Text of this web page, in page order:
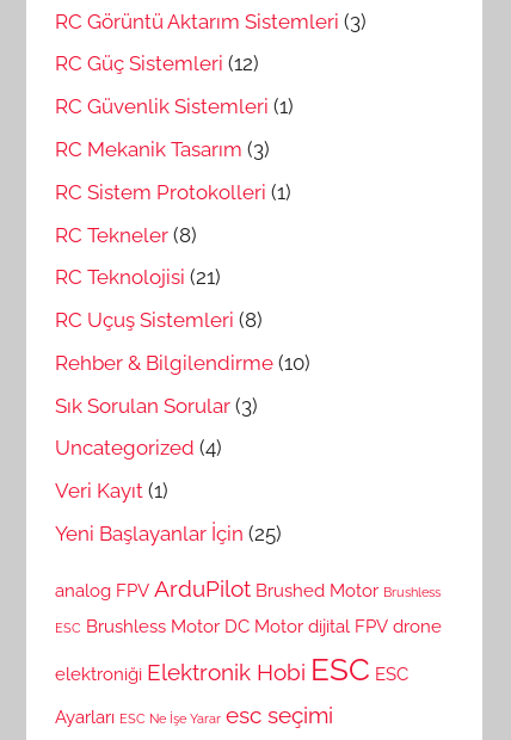
RC Görüntü Aktarım Sistemleri (3)
RC Güç Sistemleri (12)
RC Güvenlik Sistemleri (1)
RC Mekanik Tasarım (3)
RC Sistem Protokolleri (1)
RC Tekneler (8)
RC Teknolojisi (21)
RC Uçuş Sistemleri (8)
Rehber & Bilgilendirme (10)
Sık Sorulan Sorular (3)
Uncategorized (4)
Veri Kayıt (1)
Yeni Başlayanlar İçin (25)
analog FPV ArduPilot Brushed Motor Brushless
ESC Brushless Motor DC Motor dijital FPV drone
elektroniği Elektronik Hobi ESC ESC
Ayarları ESC Ne İşe Yarar esc seçimi